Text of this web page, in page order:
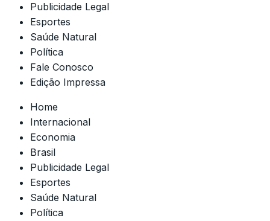
Publicidade Legal
Esportes
Saúde Natural
Política
Fale Conosco
Edição Impressa
Home
Internacional
Economia
Brasil
Publicidade Legal
Esportes
Saúde Natural
Política